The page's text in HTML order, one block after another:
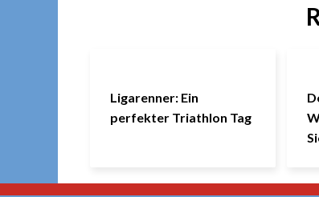
Ligarenner: Ein
perfekter Triathlon Tag